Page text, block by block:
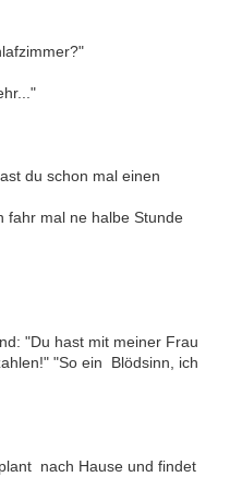
du schon mal einen
fahr mal ne halbe Stunde
"Du hast mit meiner Frau
"So ein Blödsinn, ich
nach Hause und findet